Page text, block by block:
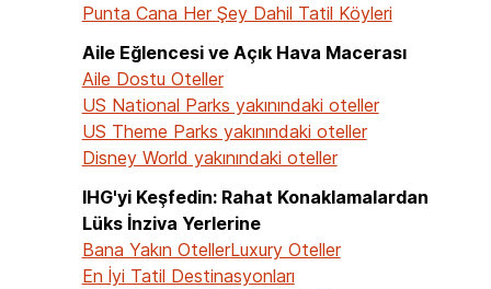
Punta Cana Her Şey Dahil Tatil Köyleri
Aile Eğlencesi ve Açık Hava Macerası
Aile Dostu Oteller
US National Parks yakınındaki oteller
US Theme Parks yakınındaki oteller
Disney World yakınındaki oteller
IHG'yi Keşfedin: Rahat Konaklamalardan
Lüks İnziva Yerlerine
Bana Yakın OtellerLuxury Oteller
En İyi Tatil Destinasyonları